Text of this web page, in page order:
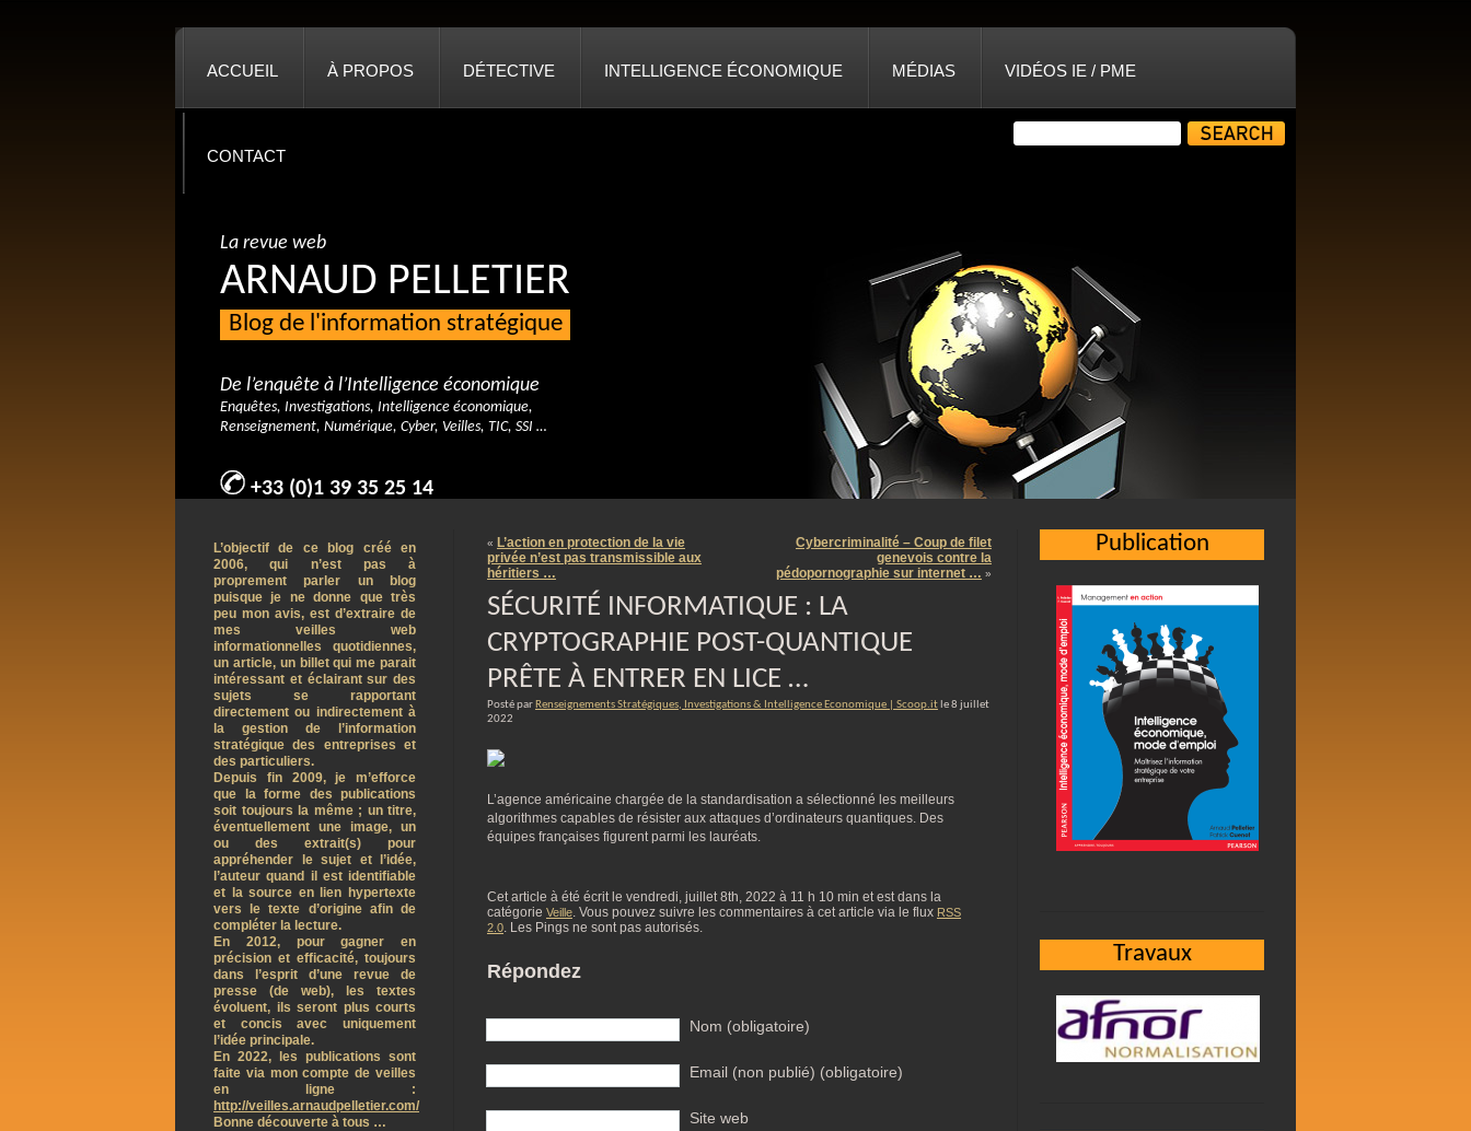
ACCUEIL À PROPOS DÉTECTIVE INTELLIGENCE ÉCONOMIQUE MÉDIAS VIDÉOS IE / PME
CONTACT
La revue web
ARNAUD PELLETIER
Blog de l'information stratégique
De l’enquête à l’Intelligence économique
Enquêtes, Investigations, Intelligence économique,
Renseignement, Numérique, Cyber, Veilles, TIC, SSI …
+33 (0)1 39 35 25 14
« L’action en protection de la vie
privée n’est pas transmissible aux
héritiers …
Cybercriminalité – Coup de filet
genevois contre la
pédopornographie sur internet … »
SÉCURITÉ INFORMATIQUE : LA
CRYPTOGRAPHIE POST-QUANTIQUE
PRÊTE À ENTRER EN LICE …
Posté par Renseignements Stratégiques, Investigations & Intelligence Economique | Scoop.it le 8 juillet
2022
L’agence américaine chargée de la standardisation a sélectionné les meilleurs
algorithmes capables de résister aux attaques d’ordinateurs quantiques. Des
équipes françaises figurent parmi les lauréats.
Cet article à été écrit le vendredi, juillet 8th, 2022 à 11 h 10 min et est dans la
catégorie Veille. Vous pouvez suivre les commentaires à cet article via le flux RSS
2.0. Les Pings ne sont pas autorisés.
Répondez
Nom (obligatoire)
Email (non publié) (obligatoire)
Site web
Publication
Travaux
L’objectif de ce blog créé en
2006, qui n’est pas à
proprement parler un blog
puisque je ne donne que très
peu mon avis, est d’extraire de
mes veilles web
informationnelles quotidiennes,
un article, un billet qui me parait
intéressant et éclairant sur des
sujets se rapportant
directement ou indirectement à
la gestion de l’information
stratégique des entreprises et
des particuliers.
Depuis fin 2009, je m’efforce
que la forme des publications
soit toujours la même ; un titre,
éventuellement une image, un
ou des extrait(s) pour
appréhender le sujet et l’idée,
l’auteur quand il est identifiable
et la source en lien hypertexte
vers le texte d’origine afin de
compléter la lecture.
En 2012, pour gagner en
précision et efficacité, toujours
dans l’esprit d’une revue de
presse (de web), les textes
évoluent, ils seront plus courts
et concis avec uniquement
l’idée principale.
En 2022, les publications sont
faite via mon compte de veilles
en ligne :
http://veilles.arnaudpelletier.com/
Bonne découverte à tous …